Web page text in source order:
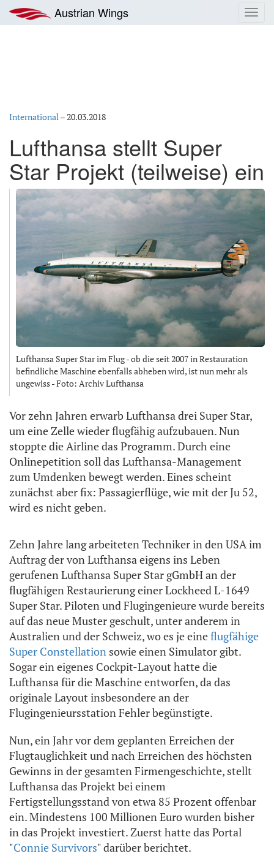
Inhalt
springen
Austrian Wings
International–20.03.2018
Lufthansa stellt Super
Star Projekt (teilweise) ein
Lufthansa Super Star im Flug - ob die seit 2007 in Restauration
befindliche Maschine ebenfalls abheben wird, ist nun mehr als
ungewiss - Foto: Archiv Lufthansa
Vor zehn Jahren erwarb Lufthansa drei Super Star,
um eine Zelle wieder flugfähig aufzubauen. Nun
stoppte die Airline das Programm. Durch eine
Onlinepetition soll das Lufthansa-Management
zum Umdenken bewegt werden. Eines scheint
zunächst aber fix: Passagierflüge, wie mit der Ju 52,
wird es nicht geben.
Zehn Jahre lang arbeiteten Techniker in den USA im
Auftrag der von Lufthansa eigens ins Leben
gerufenen Lufthansa Super Star gGmbH an der
flugfähigen Restaurierung einer Lockheed L-1649
Super Star. Piloten und Flugingenieure wurde bereits
auf das neue Muster geschult, unter anderem in
Australien und der Schweiz, wo es je eineflugfähige
Super Constellation sowie einen Simulator gibt.
Sogar ein eigenes Cockpit-Layout hatte die
Lufthansa für die Maschine entworfen, da das
originale Layout insbesondere an der
Flugingenieursstation Fehler begünstigte.
Nun, ein Jahr vor dem geplanten Erreichen der
Flugtauglichkeit und nach Erreichen des höchsten
Gewinns in der gesamten Firmengeschichte, stellt
Lufthansa das Projekt bei einem
Fertigstellungsstand von etwa 85 Prozent offenbar
ein. Mindestens 100 Millionen Euro wurden bisher
in das Projekt investiert. Zuerst hatte das Portal
"Connie Survivors" darüber berichtet.